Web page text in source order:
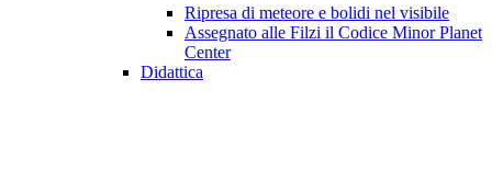
Ripresa di meteore e bolidi nel visibile
Assegnato alle Filzi il Codice Minor Planet
Center
Didattica